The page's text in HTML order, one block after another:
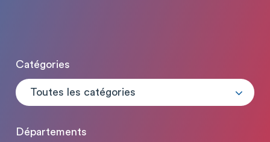
Catégories
Toutes les catégories
Départements